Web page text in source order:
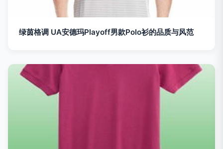
绿茵格调 UA安德玛Playoff男款Polo衫的品质与风范